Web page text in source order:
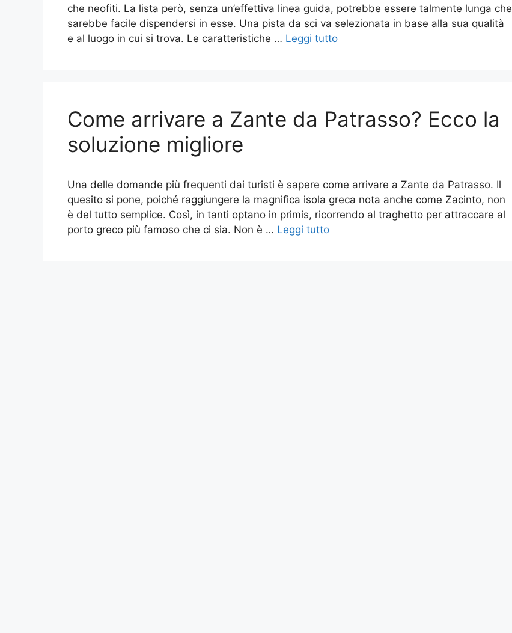
che neofiti. La lista però, senza un’effettiva linea guida, potrebbe essere talmente lunga che
sarebbe facile dispendersi in esse. Una pista da sci va selezionata in base alla sua qualità
e al luogo in cui si trova. Le caratteristiche … Leggi tutto
Come arrivare a Zante da Patrasso? Ecco la
soluzione migliore
Una delle domande più frequenti dai turisti è sapere come arrivare a Zante da Patrasso. Il
quesito si pone, poiché raggiungere la magnifica isola greca nota anche come Zacinto, non
è del tutto semplice. Così, in tanti optano in primis, ricorrendo al traghetto per attraccare al
porto greco più famoso che ci sia. Non è … Leggi tutto